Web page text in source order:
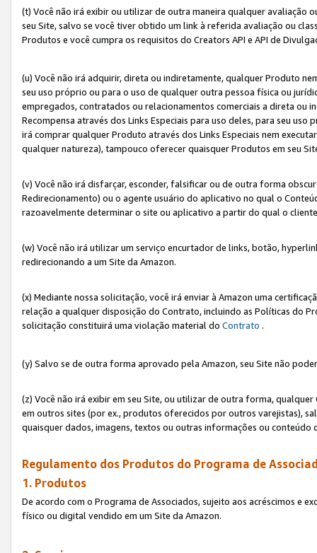
(t) Você não irá exibir ou utilizar de outra maneira qualquer avaliação
seu Site, salvo se você tiver obtido um link à referida avaliação ou
Produtos e você cumpra os requisitos do Creators API e API de
(u) Você não irá adquirir, direta ou indiretamente, qualquer Produto
seu uso próprio ou para o uso de qualquer outra pessoa física ou
empregados, contratados ou relacionamentos comerciais a direta ou
Recompensa através dos Links Especiais para uso deles, para seu
irá comprar qualquer Produto através dos Links Especiais nem
qualquer natureza), tampouco oferecer quaisquer Produtos em seu
(v) Você não irá disfarçar, esconder, falsificar ou de outra forma
Redirecionamento) ou o agente usuário do aplicativo no qual o
razoavelmente determinar o site ou aplicativo a partir do qual o
(w) Você não irá utilizar um serviço encurtador de links, botão,
redirecionando a um Site da Amazon.
(x) Mediante nossa solicitação, você irá enviar à Amazon uma
relação a qualquer disposição do Contrato, incluindo as Políticas do
solicitação constituirá uma violação material do Contrato .
(y) Salvo se de outra forma aprovado pela Amazon, seu Site não
(z) Você não irá exibir em seu Site, ou utilizar de outra forma,
em outros sites (por ex., produtos oferecidos por outros varejistas),
quaisquer dados, imagens, textos ou outras informações ou
Regulamento dos Produtos do Programa de
1. Produtos
De acordo com o Programa de Associados, sujeito aos acréscimos e
físico ou digital vendido em um Site da Amazon.